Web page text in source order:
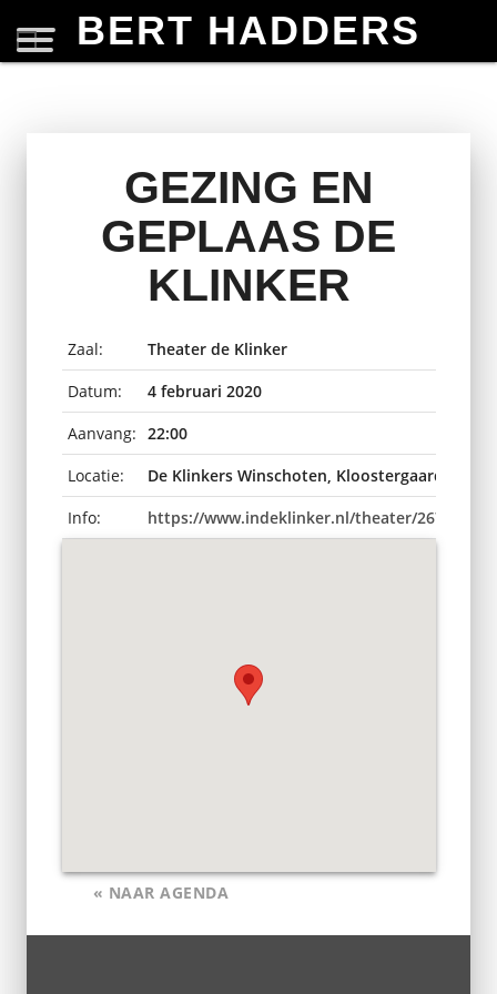
BERT HADDERS
GEZING EN
GEPLAAS DE
KLINKER
Zaal:
Theater de Klinker
Datum:
4 februari 2020
Aanvang: 22:00
Locatie:
De Klinkers Winschoten, Kloostergaard,
Info:
https://www.indeklinker.nl/theater/2671/
« NAAR AGENDA